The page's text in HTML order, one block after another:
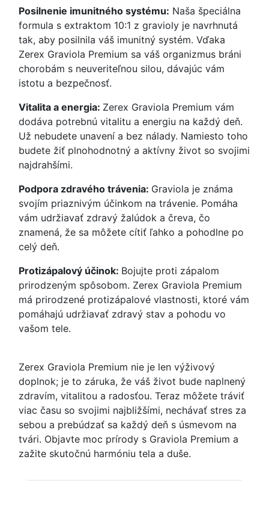
Posilnenie imunitného systému: Naša špeciálna
formula s extraktom 10:1 z gravioly je navrhnutá
tak, aby posilnila váš imunitný systém. Vďaka
Zerex Graviola Premium sa váš organizmus bráni
chorobám s neuveriteľnou silou, dávajúc vám
istotu a bezpečnosť.
Vitalita a energia: Zerex Graviola Premium vám
dodáva potrebnú vitalitu a energiu na každý deň.
Už nebudete unavení a bez nálady. Namiesto toho
budete žiť plnohodnotný a aktívny život so svojimi
najdrahšími.
Podpora zdravého trávenia: Graviola je známa
svojím priaznivým účinkom na trávenie. Pomáha
vám udržiavať zdravý žalúdok a čreva, čo
znamená, že sa môžete cítiť ľahko a pohodlne po
celý deň.
Protizápalový účinok: Bojujte proti zápalom
prirodzeným spôsobom. Zerex Graviola Premium
má prirodzené protizápalové vlastnosti, ktoré vám
pomáhajú udržiavať zdravý stav a pohodu vo
vašom tele.
Zerex Graviola Premium nie je len výživový
doplnok; je to záruka, že váš život bude naplnený
zdravím, vitalitou a radosťou. Teraz môžete tráviť
viac času so svojimi najbližšími, nechávať stres za
sebou a prebúdzať sa každý deň s úsmevom na
tvári. Objavte moc prírody s Graviola Premium a
zažite skutočnú harmóniu tela a duše.